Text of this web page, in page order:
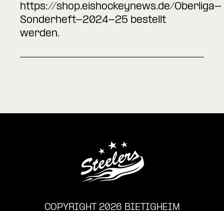
https://shop.eishockeynews.de/Oberliga-
Sonderheft-2024-25 bestellt
werden.
COPYRIGHT 2026 BIETIGHEIM